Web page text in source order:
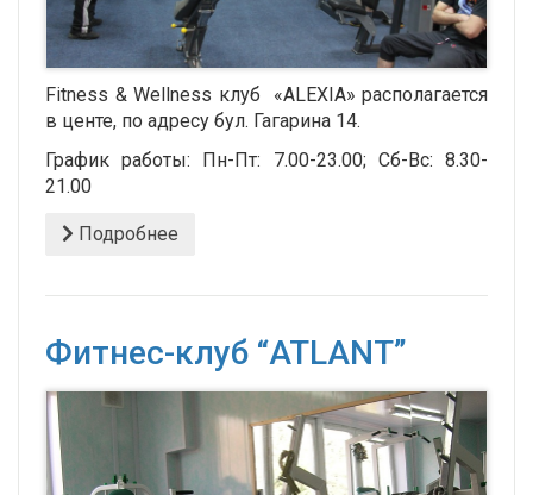
Fitness & Wellness клуб «ALEXIA» располагается
в центе, по адресу бул. Гагарина 14.
График работы: Пн-Пт: 7.00-23.00; Сб-Вс: 8.30-
21.00
Подробнее
Фитнес-клуб “ATLANT”